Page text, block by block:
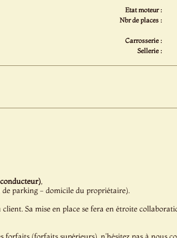
Etat moteur :
Nbr de places :
Carrosserie :
Sellerie :
,
parking - domicile du propriétaire).
Sa mise en place se fera en étroite